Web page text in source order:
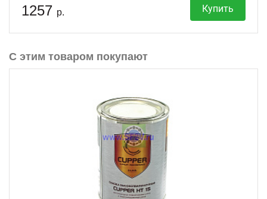
1257 р. Купить
С этим товаром покупают